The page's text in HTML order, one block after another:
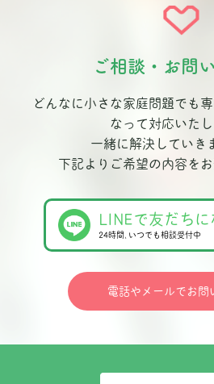
ご相談・お問
どんなに小さな家庭問題でも
なって対応いたし
一緒に解決していき
下記よりご希望の内容をお
LINEで友だちに
24時間､いつでも相談受付中
電話やメールでお問